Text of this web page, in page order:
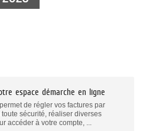
espace démarche en ligne
de régler vos factures par
sécurité, réaliser diverses
accéder à votre compte, ...